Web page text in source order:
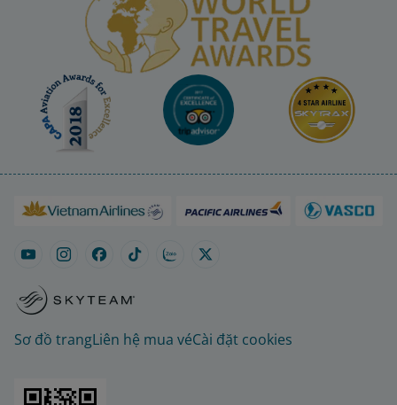
Sơ đồ trangLiên hệ mua véCài đặt cookies